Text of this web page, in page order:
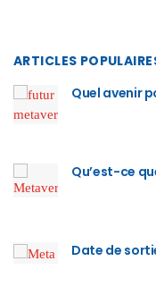
ARTICLES
Quel avenir
Qu’est-ce
Date de